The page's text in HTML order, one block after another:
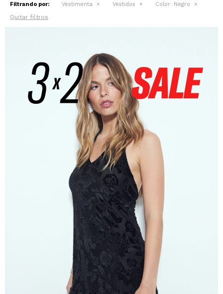
Filtrando por: Vestimenta Vestidos Color: Negro
Quitar filtros